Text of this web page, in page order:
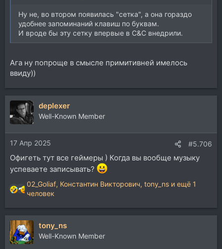
Ну не, во втором появилась "сетка", а она гораздо
удобнее запоминаний клавиш по буквам.
И вроде бы эту сетку впервые в C&C внедрили.
Ага ну попроще в смысле примитивней имелось
ввиду))
deplexer
Well-Known Member
17 Апр 2025 #5.706
Офигеть тут все геймеры ) Когда вы вообще музыку
успеваете записывать?
Р
к
ц
и
02_Goliaf, Константин Викторович, tony_ns и ещё 1
человек
tony_ns
Well-Known Member